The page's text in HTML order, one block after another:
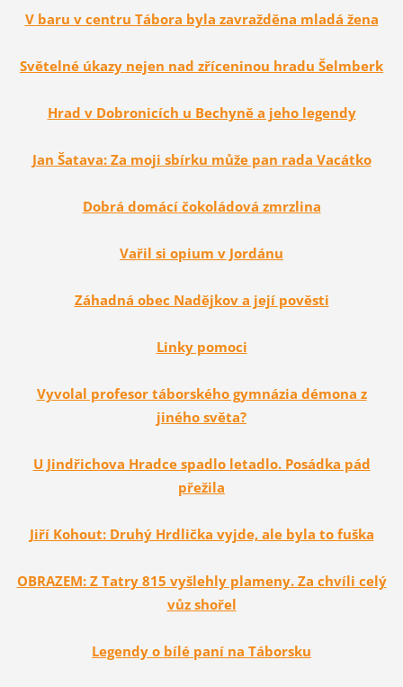
V baru v centru Tábora byla zavražděna mladá žena
Světelné úkazy nejen nad zříceninou hradu Šelmberk
Hrad v Dobronicích u Bechyně a jeho legendy
Jan Šatava: Za moji sbírku může pan rada Vacátko
Dobrá domácí čokoládová zmrzlina
Vařil si opium v Jordánu
Záhadná obec Nadějkov a její pověsti
Linky pomoci
Vyvolal profesor táborského gymnázia démona z
jiného světa?
U Jindřichova Hradce spadlo letadlo. Posádka pád
přežila
Jiří Kohout: Druhý Hrdlička vyjde, ale byla to fuška
OBRAZEM: Z Tatry 815 vyšlehly plameny. Za chvíli celý
vůz shořel
Legendy o bílé paní na Táborsku